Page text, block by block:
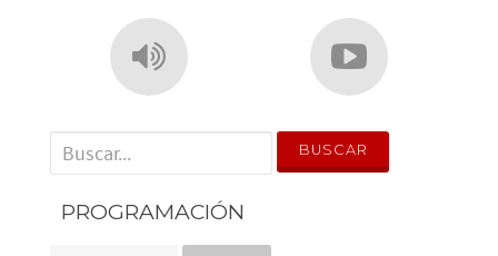
' . __('Search for:') . '
PROGRAMACIÓN